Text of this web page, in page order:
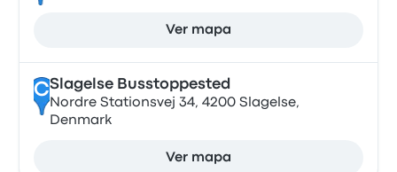
Ver mapa
CSlagelse Busstoppested
Nordre Stationsvej 34, 4200 Slagelse,
Denmark
Ver mapa